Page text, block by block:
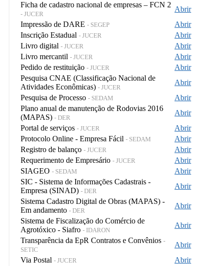
Ficha de cadastro nacional de empresas – FCN 2
- JUCER
Abrir
Impressão de DARE - SEGEP
Abrir
Inscrição Estadual - JUCER
Abrir
Livro digital - JUCER
Abrir
Livro mercantil - JUCER
Abrir
Pedido de restituição - JUCER
Abrir
Pesquisa CNAE (Classificação Nacional de
Atividades Econômicas) - JUCER
Abrir
Pesquisa de Processo - SEDAM
Abrir
Plano anual de manutenção de Rodovias 2016
(MAPAS) - DER
Abrir
Portal de serviços - JUCER
Abrir
Protocolo Online - Empresa Fácil - SEDAM
Abrir
Registro de balanço - JUCER
Abrir
Requerimento de Empresário - JUCER
Abrir
SIAGEO - SEDAM
Abrir
SIC - Sistema de Informações Cadastrais -
Empresa (SINAD) - DER
Abrir
Sistema Cadastro Digital de Obras (MAPAS) -
Em andamento - DER
Abrir
Sistema de Fiscalização do Comércio de
Agrotóxico - Siafro - IDARON
Abrir
Transparência da EpR Contratos e Convênios -
SETIC
Abrir
Via Postal - JUCER
Abrir